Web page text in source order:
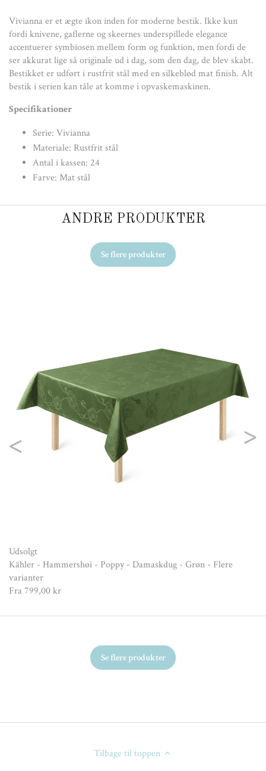
Vivianna er et ægte ikon inden for moderne bestik. Ikke kun
fordi knivene, gaflerne og skeernes underspillede elegance
accentuerer symbiosen mellem form og funktion, men fordi de
ser akkurat lige så originale ud i dag, som den dag, de blev skabt.
Bestikket er udført i rustfrit stål med en silkeblød mat finish. Alt
bestik i serien kan tåle at komme i opvaskemaskinen.
Specifikationer
Serie: Vivianna
Materiale: Rustfrit stål
Antal i kassen: 24
Farve: Mat stål
ANDRE PRODUKTER
Se flere produkter
Previous
Udsolgt
Kähler - Hammershøi - Poppy - Damaskdug - Grøn - Flere
varianter
Fra799,00 kr
Se flere produkter
Tilbage til toppen